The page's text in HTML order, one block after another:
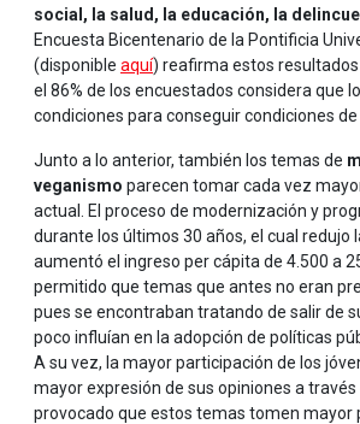
social, la salud, la educación, la
Encuesta Bicentenario de la Pontificia
(disponible aquí) reafirma estos
el 86% de los encuestados considera que
condiciones para conseguir condiciones
Junto a lo anterior, también los temas de
veganismo parecen tomar cada vez
actual. El proceso de modernización y
durante los últimos 30 años, el cual redujo
aumentó el ingreso per cápita de 4.500 a
permitido que temas que antes no eran
pues se encontraban tratando de salir de
poco influían en la adopción de políticas
A su vez, la mayor participación de los
mayor expresión de sus opiniones a
provocado que estos temas tomen mayor